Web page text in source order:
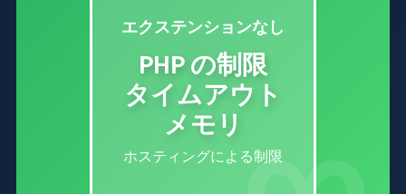
エクステンションなし
PHP の制限
タイムアウト
メモリ
ホスティングによる制限